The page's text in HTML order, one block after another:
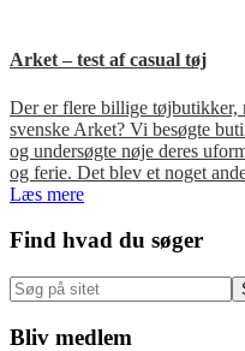
Arket – test af casual tøj
Der er flere billige tøjbutikker,
svenske Arket? Vi besøgte
og undersøgte nøje deres
og ferie. Det blev et noget
Læs mere
Primær
Sidebar
Find hvad du søger
Søg
på
sitet
Bliv medlem